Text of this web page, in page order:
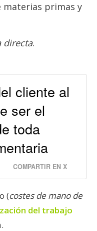
primas y
directa.
cliente al
ser el
toda
COMPARTIR EN X
(costes de mano de
del trabajo